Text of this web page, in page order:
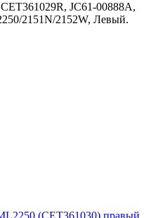
JC61-00888A,
2151N/2152W, Левый.